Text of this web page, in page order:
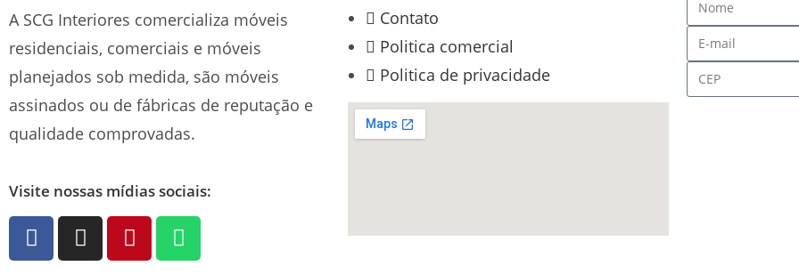
A SCG Interiores comercializa móveis
residenciais, comerciais e móveis
planejados sob medida, são móveis
assinados ou de fábricas de reputação e
qualidade comprovadas.
Visite nossas mídias sociais:
Contato
Politica comercial
Politica de privacidade